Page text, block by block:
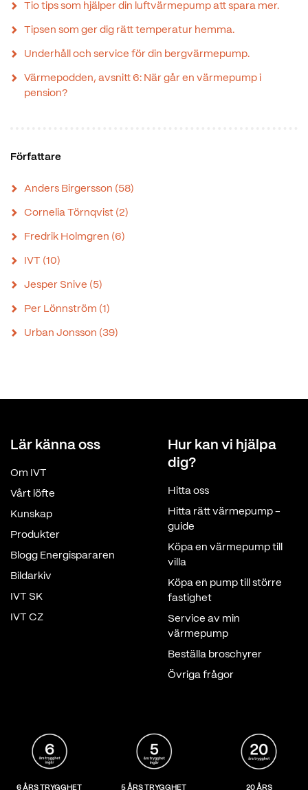
Tio tips som hjälper din luftvärmepump att spara mer.
Tipsen som ger dig rätt temperatur hemma.
Underhåll och service för din bergvärmepump.
Värmepodden, avsnitt 6: När går en värmepump i
pension?
Författare
Anders Birgersson (58)
Cornelia Törnqvist (2)
Fredrik Holmgren (6)
IVT (10)
Jesper Snive (5)
Per Lönnström (1)
Urban Jonsson (39)
Lär känna oss
Om IVT
Vårt löfte
Kunskap
Produkter
Blogg Energispararen
Bildarkiv
IVT SK
IVT CZ
Hur kan vi hjälpa
dig?
Hitta oss
Hitta rätt värmepump -
guide
Köpa en värmepump till
villa
Köpa en pump till större
fastighet
Service av min
värmepump
Beställa broschyrer
Övriga frågor
6 ÅRS TRYGGHET 5 ÅRS TRYGGHET 20 ÅRS